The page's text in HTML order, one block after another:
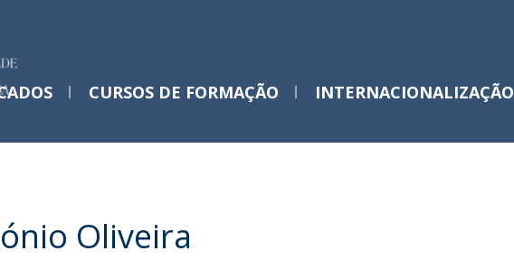
T4EU | First-time Researchers Program
2025-26
CURSOS DE FORMAÇÃO INTERNACIONALIZAÇÃO
Oliveira